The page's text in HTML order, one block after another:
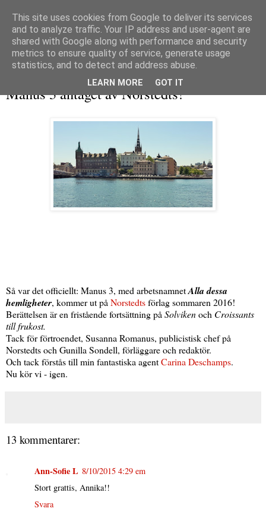
Manus 3 antaget av Norstedts!
Så var det officiellt: Manus 3, med arbetsnamnetAlla dessa
hemligheter, kommer ut på Norstedtsförlag sommaren 2016!
Berättelsen är en fristående fortsättning på Solvikenoch Croissants
till frukost.
Tack för förtroendet, Susanna Romanus, publicistisk chef på
Norstedts och Gunilla Sondell, förläggare och redaktör.
Och tack förstås till min fantastiska agentCarina Deschamps.
Nu kör vi - igen.
13 kommentarer:
Ann-Sofie L 8/10/2015 4:29 em
Stort grattis, Annika!!
Svara
This site uses cookies from Google to deliver its services
and to analyze traffic. Your IP address and user-agent are
shared with Google along with performance and security
metrics to ensure quality of service, generate usage
statistics, and to detect and address abuse.
LEARN MORE GOT IT